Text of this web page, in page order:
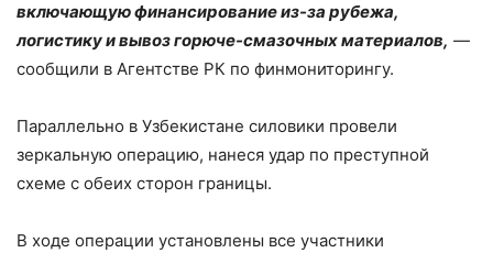
включающую финансирование из-за рубежа,
логистику и вывоз горюче-смазочных материалов, —
сообщили в Агентстве РК по финмониторингу.
Параллельно в Узбекистане силовики провели
зеркальную операцию, нанеся удар по преступной
схеме с обеих сторон границы.
В ходе операции установлены все участники